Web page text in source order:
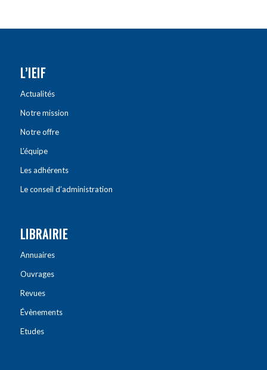
L’IEIF
Actualités
Notre mission
Notre offre
L’équipe
Les adhérents
Le conseil d’administration
LIBRAIRIE
Annuaires
Ouvrages
Revues
Évènements
Etudes